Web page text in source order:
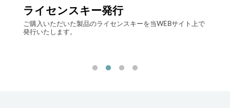
ライセンスキー発行
ご購入いただいた製品のライセンスキーを当WEBサイト上で
発行いたします。